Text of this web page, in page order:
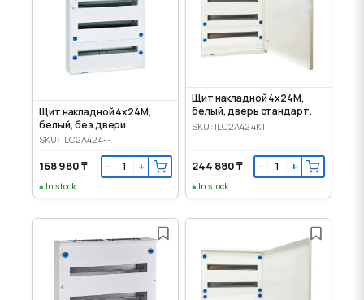
Щит накладной 4x24M,
белый, без двери
SKU: ILC2A424--
168 980 ₸ − +
In stock
Щит накладной 4x24M,
белый, дверь стандарт.
SKU: ILC2A424K1
244 880 ₸ − +
In stock